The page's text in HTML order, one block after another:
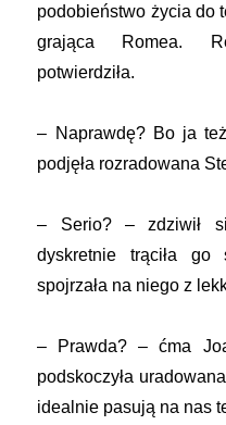
podobieństwo życia do
grająca Romea.
potwierdziła.
– Naprawdę? Bo ja
podjęła rozradowana
– Serio? – zdziwił
dyskretnie trąciła go
spojrzała na niego z
– Prawda? – ćma
podskoczyła
idealnie pasują na nas